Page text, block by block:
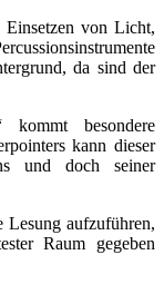
Einsetzen von Licht,
da sind der
kommt besondere
kann dieser
und doch seiner
Lesung aufzuführen,
Raum gegeben